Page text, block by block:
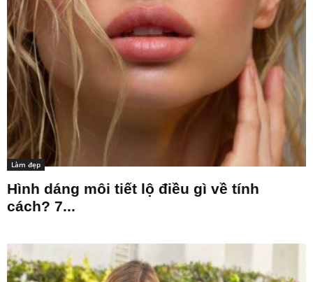
Làm đẹp
Hình dáng môi tiết lộ điều gì về tính
cách? 7...